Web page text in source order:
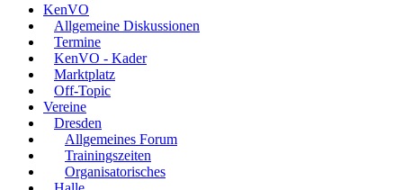
KenVO
Allgemeine Diskussionen
Termine
KenVO - Kader
Marktplatz
Off-Topic
Vereine
Dresden
Allgemeines Forum
Trainingszeiten
Organisatorisches